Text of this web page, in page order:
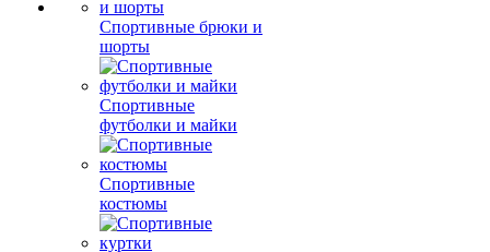
Спортивные брюки и
шорты
Спортивные
футболки и майки
Спортивные
костюмы